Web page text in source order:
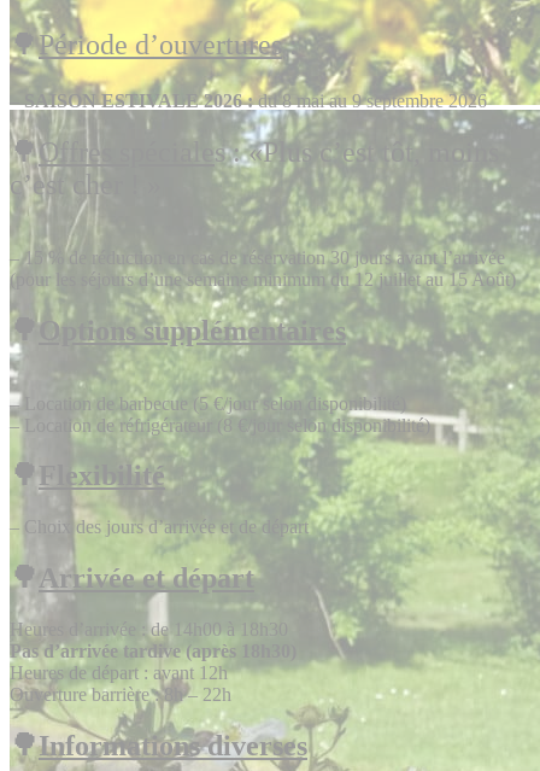
🌳Période d’ouvertures:
–SAISON ESTIVALE 2026 :du 8 mai au 9 septembre 2026
🌳Offres spéciales : «Plus c’est tôt, moins
c’est cher ! »
– 15 % de réduction en cas de réservation 30 jours avant l’arrivée
(pour les séjours d’une semaine minimum du 12 juillet au 15 Août)
🌳Options supplémentaires
– Location de barbecue (5 €/jour selon disponibilité)
– Location de réfrigérateur (8 €/jour selon disponibilité)
🌳Flexibilité
– Choix des jours d’arrivée et de départ
🌳Arrivée et départ
Heures d’arrivée : de 14h00 à 18h30
Pas d’arrivée tardive (après 18h30)
Heures de départ : avant 12h
Ouverture barrière : 8h – 22h
🌳Informations diverses